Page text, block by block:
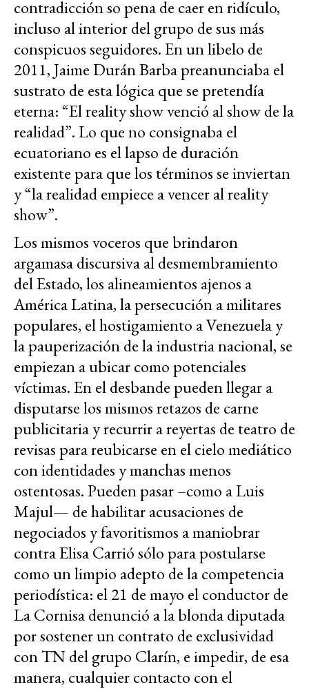
contradicción so pena de caer en ridículo,
incluso al interior del grupo de sus más
conspicuos seguidores. En un libelo de
2011, Jaime Durán Barba preanunciaba el
sustrato de esta lógica que se pretendía
eterna: “El reality show venció al show de la
realidad”. Lo que no consignaba el
ecuatoriano es el lapso de duración
existente para que los términos se inviertan
y “la realidad empiece a vencer al reality
show”.
Los mismos voceros que brindaron
argamasa discursiva al desmembramiento
del Estado, los alineamientos ajenos a
América Latina, la persecución a militares
populares, el hostigamiento a Venezuela y
la pauperización de la industria nacional, se
empiezan a ubicar como potenciales
víctimas. En el desbande pueden llegar a
disputarse los mismos retazos de carne
publicitaria y recurrir a reyertas de teatro de
revisas para reubicarse en el cielo mediático
con identidades y manchas menos
ostentosas. Pueden pasar –como a Luis
Majul— de habilitar acusaciones de
negociados y favoritismos a maniobrar
contra Elisa Carrió sólo para postularse
como un limpio adepto de la competencia
periodística: el 21 de mayo el conductor de
La Cornisa denunció a la blonda diputada
por sostener un contrato de exclusividad
con TN del grupo Clarín, e impedir, de esa
manera, cualquier contacto con el